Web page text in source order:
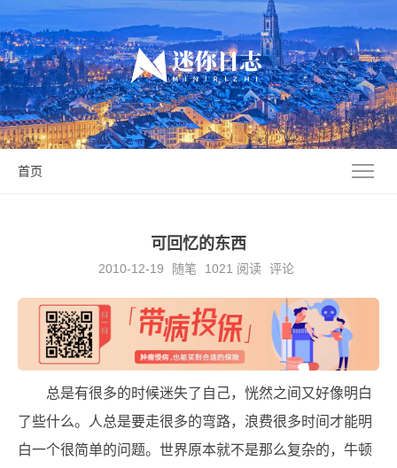
首页
可回忆的东西
2010-12-19 随笔 1021 阅读 评论
总是有很多的时候迷失了自己，恍然之间又好像明白
了些什么。人总是要走很多的弯路，浪费很多时间才能明
白一个很简单的问题。世界原本就不是那么复杂的，牛顿